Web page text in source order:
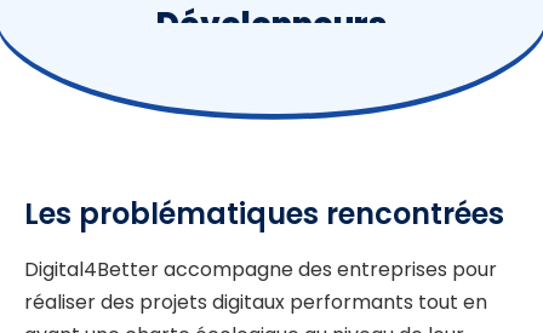
Développeurs
Les problématiques rencontrées
Digital4Better accompagne des entreprises pour
réaliser des projets digitaux performants tout en